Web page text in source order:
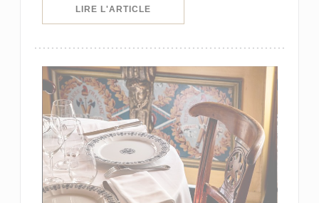
LIRE L'ARTICLE((OUVRE UNE NOUVELLE